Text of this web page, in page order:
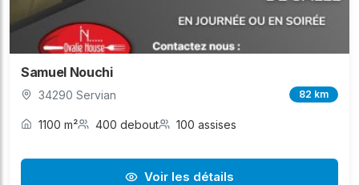
Samuel Nouchi
34290 Servian 82 km
1100 m² 400 debout 100 assises
Voir les détails